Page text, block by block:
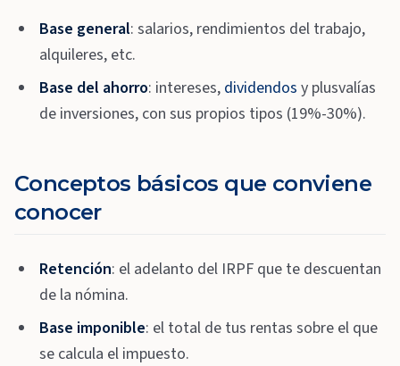
Base general: salarios, rendimientos del trabajo,
alquileres, etc.
Base del ahorro: intereses, dividendos y plusvalías
de inversiones, con sus propios tipos (19%-30%).
Conceptos básicos que conviene
conocer
Retención: el adelanto del IRPF que te descuentan
de la nómina.
Base imponible: el total de tus rentas sobre el que
se calcula el impuesto.